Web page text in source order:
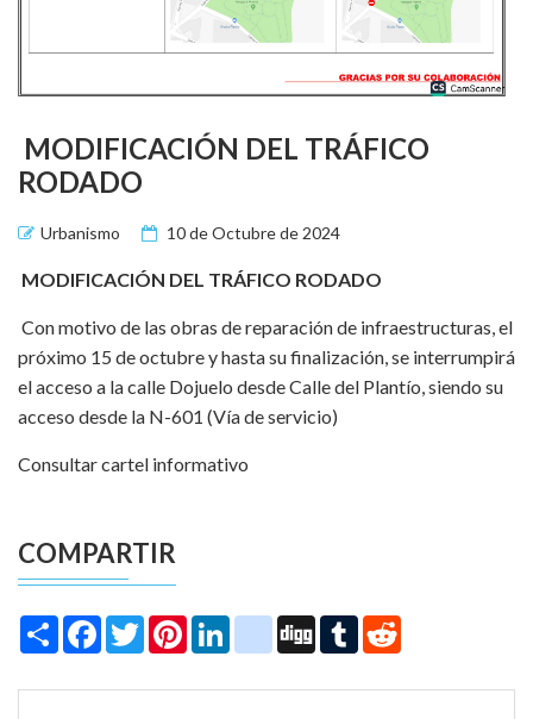
MODIFICACIÓN DEL TRÁFICO
RODADO
Urbanismo 10 de Octubre de 2024
MODIFICACIÓN DEL TRÁFICO RODADO
Con motivo de las obras de reparación de infraestructuras, el
próximo 15 de octubre y hasta su finalización, se interrumpirá
el acceso a la calle Dojuelo desde Calle del Plantío, siendo su
acceso desde la N-601 (Vía de servicio)
Consultar cartel informativo
COMPARTIR
Share Facebook
TwitterPinterestLinkedIninstagram
Digg Tumblr